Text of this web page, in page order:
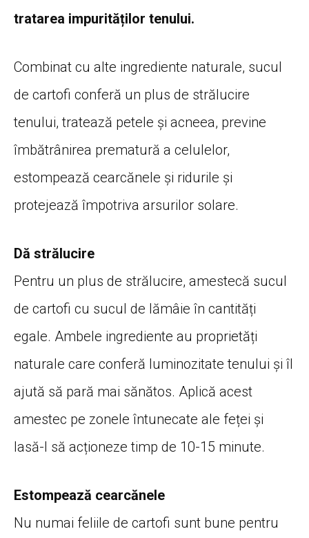
tratarea impurităților tenului.
Combinat cu alte ingrediente naturale, sucul
de cartofi conferă un plus de strălucire
tenului, tratează petele și acneea, previne
îmbătrânirea prematură a celulelor,
estompează cearcănele și ridurile și
protejează împotriva arsurilor solare.
Dă strălucire
Pentru un plus de strălucire, amestecă sucul
de cartofi cu sucul de lămâie în cantități
egale. Ambele ingrediente au proprietăți
naturale care conferă luminozitate tenului și îl
ajută să pară mai sănătos. Aplică acest
amestec pe zonele întunecate ale feței și
lasă-l să acționeze timp de 10-15 minute.
Estompează cearcănele
Nu numai feliile de cartofi sunt bune pentru